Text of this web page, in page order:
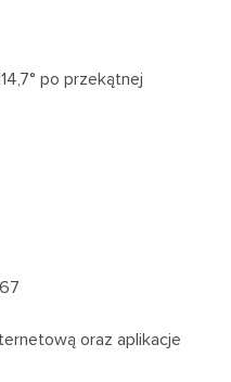
po przekątnej
oraz aplikacje